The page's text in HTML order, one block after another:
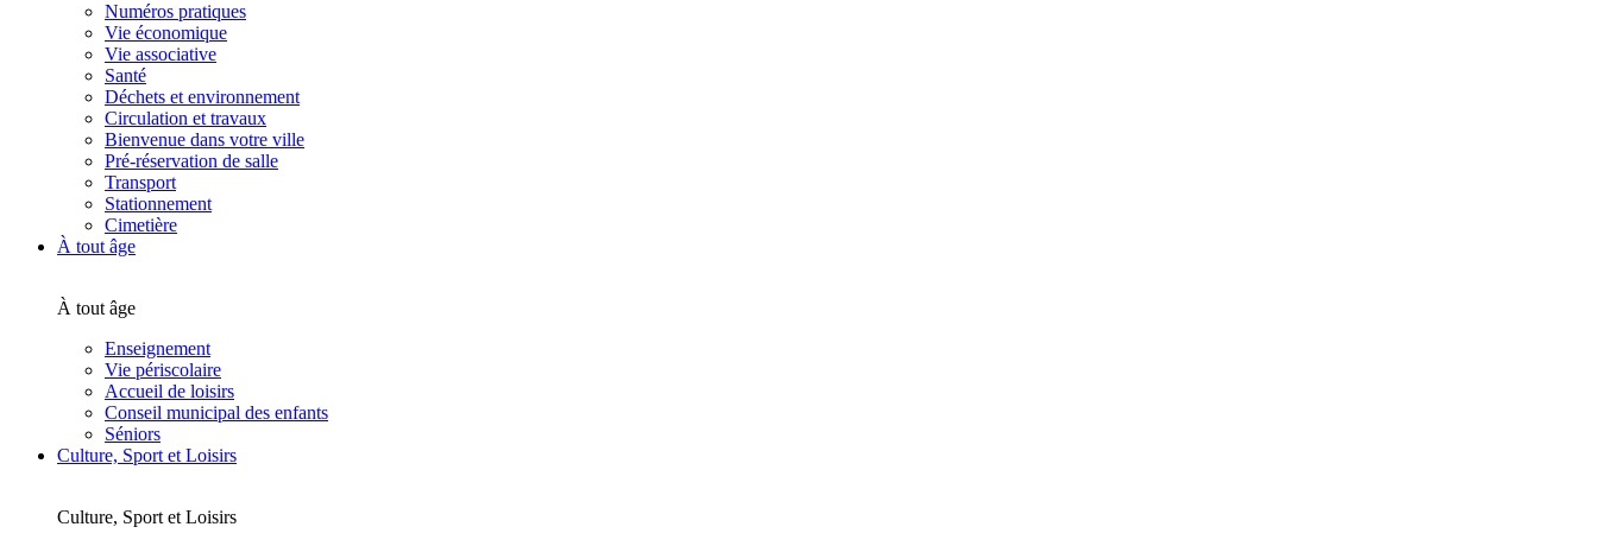
Numéros pratiques
Vie économique
Vie associative
Santé
Déchets et environnement
Circulation et travaux
Bienvenue dans votre ville
Pré-réservation de salle
Transport
Stationnement
Cimetière
À tout âge
À tout âge
Enseignement
Vie périscolaire
Accueil de loisirs
Conseil municipal des enfants
Séniors
Culture, Sport et Loisirs
Culture, Sport et Loisirs